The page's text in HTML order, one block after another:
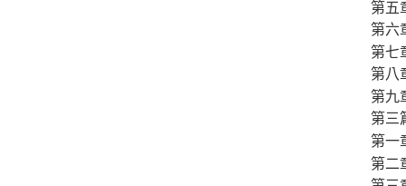
第五
第六
第七
第八
第九
第三
第一
第二